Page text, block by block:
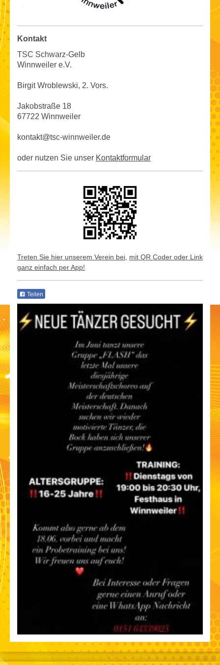
Kontakt
TSC Schwarz-Gelb
Winnweiler e.V.
Birgit Wroblewski, 2. Vors.
Jakobstraße 18
67722 Winnweiler
kontakt@tsc-winnweiler.de
oder nutzen Sie unser Kontaktformular
Treten Sie hier unserem Verein bei, mit QR Coder oder Link
ganz einfach per App!
Teilen